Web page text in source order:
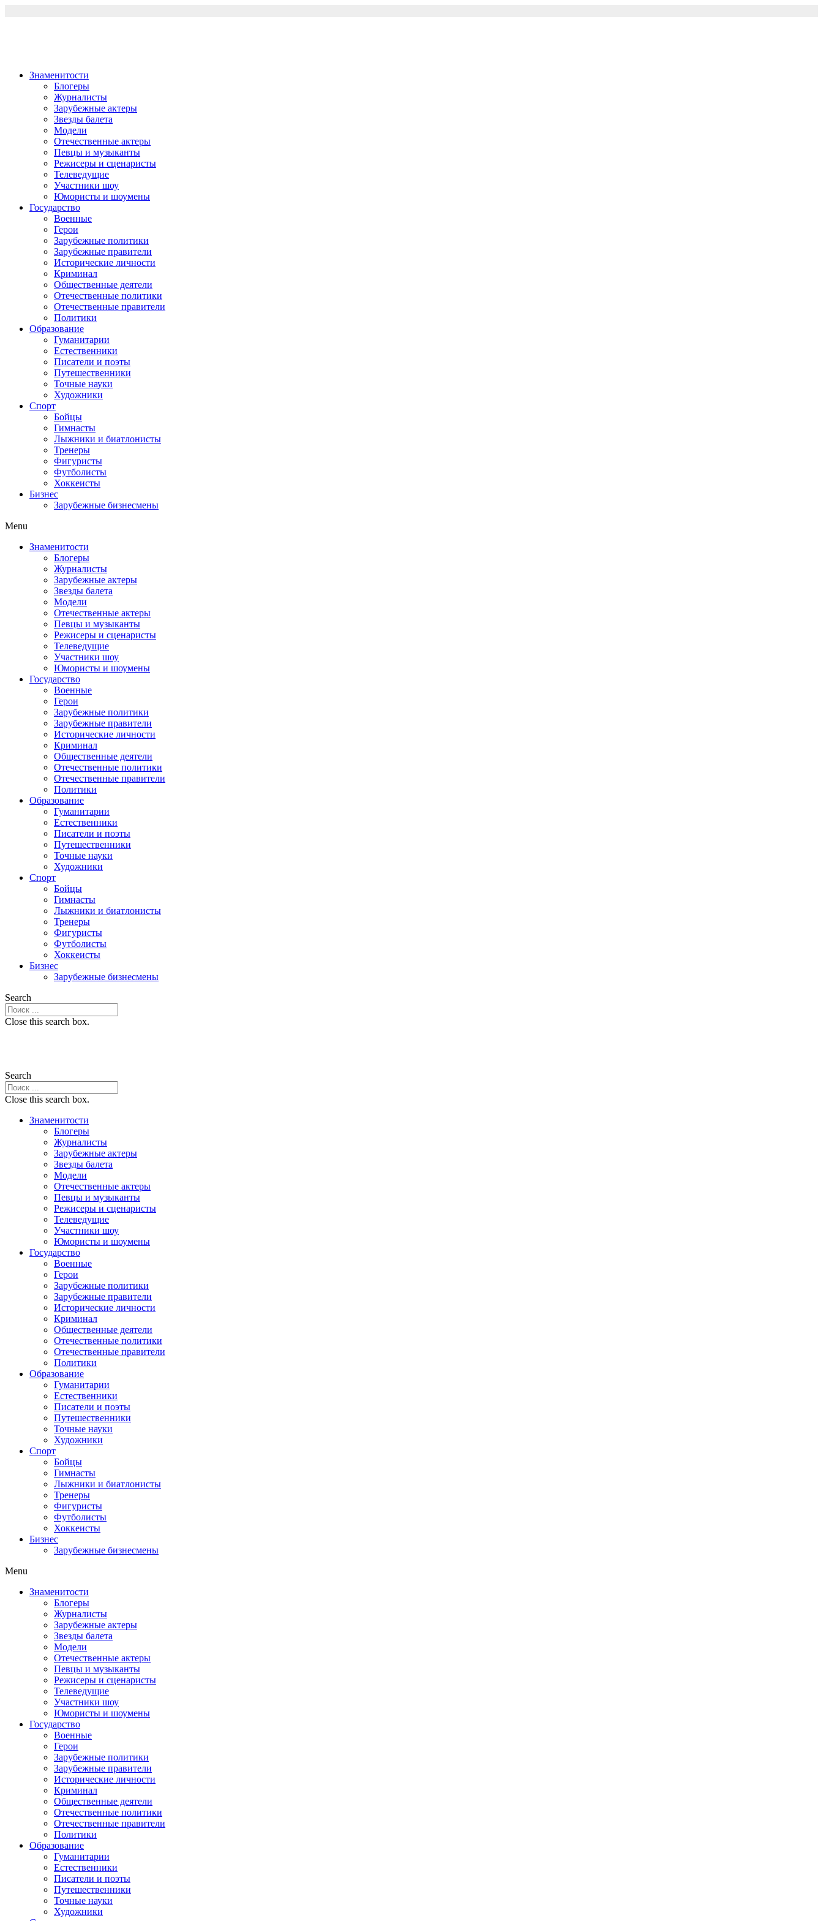
Знаменитости
Блогеры
Журналисты
Зарубежные актеры
Звезды балета
Модели
Отечественные актеры
Певцы и музыканты
Режисеры и сценаристы
Телеведущие
Участники шоу
Юмористы и шоумены
Государство
Военные
Герои
Зарубежные политики
Зарубежные правители
Исторические личности
Криминал
Общественные деятели
Отечественные политики
Отечественные правители
Политики
Образование
Гуманитарии
Естественники
Писатели и поэты
Путешественники
Точные науки
Художники
Спорт
Бойцы
Гимнасты
Лыжники и биатлонисты
Тренеры
Фигуристы
Футболисты
Хоккеисты
Бизнес
Зарубежные бизнесмены
Menu
Знаменитости
Блогеры
Журналисты
Зарубежные актеры
Звезды балета
Модели
Отечественные актеры
Певцы и музыканты
Режисеры и сценаристы
Телеведущие
Участники шоу
Юмористы и шоумены
Государство
Военные
Герои
Зарубежные политики
Зарубежные правители
Исторические личности
Криминал
Общественные деятели
Отечественные политики
Отечественные правители
Политики
Образование
Гуманитарии
Естественники
Писатели и поэты
Путешественники
Точные науки
Художники
Спорт
Бойцы
Гимнасты
Лыжники и биатлонисты
Тренеры
Фигуристы
Футболисты
Хоккеисты
Бизнес
Зарубежные бизнесмены
Search
Close this search box.
Search
Close this search box.
Знаменитости
Блогеры
Журналисты
Зарубежные актеры
Звезды балета
Модели
Отечественные актеры
Певцы и музыканты
Режисеры и сценаристы
Телеведущие
Участники шоу
Юмористы и шоумены
Государство
Военные
Герои
Зарубежные политики
Зарубежные правители
Исторические личности
Криминал
Общественные деятели
Отечественные политики
Отечественные правители
Политики
Образование
Гуманитарии
Естественники
Писатели и поэты
Путешественники
Точные науки
Художники
Спорт
Бойцы
Гимнасты
Лыжники и биатлонисты
Тренеры
Фигуристы
Футболисты
Хоккеисты
Бизнес
Зарубежные бизнесмены
Menu
Знаменитости
Блогеры
Журналисты
Зарубежные актеры
Звезды балета
Модели
Отечественные актеры
Певцы и музыканты
Режисеры и сценаристы
Телеведущие
Участники шоу
Юмористы и шоумены
Государство
Военные
Герои
Зарубежные политики
Зарубежные правители
Исторические личности
Криминал
Общественные деятели
Отечественные политики
Отечественные правители
Политики
Образование
Гуманитарии
Естественники
Писатели и поэты
Путешественники
Точные науки
Художники